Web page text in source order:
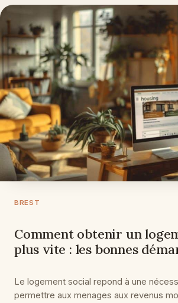
BREST
Comment obtenir un
plus vite : les bonnes
Le logement social repond à une
permettre aux menages aux revenus